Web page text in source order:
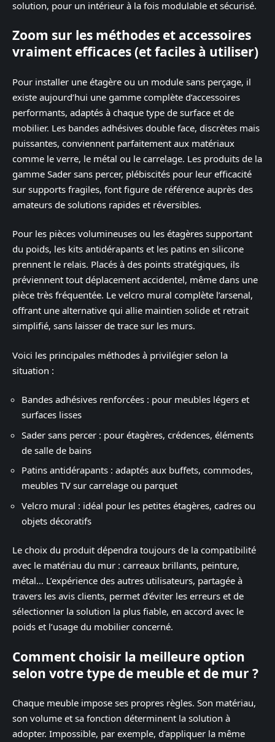
solution, pour un intérieur à la fois modulable et sécurisé.
Zoom sur les méthodes et accessoires
vraiment efficaces (et faciles à utiliser)
Pour installer une étagère ou un module sans perçage, il
existe aujourd’hui une gamme complète d’accessoires
performants, adaptés à chaque type de surface et de
mobilier. Les bandes adhésives double face, discrètes mais
puissantes, conviennent parfaitement aux matériaux
comme le verre, le métal ou le carrelage. Les produits de la
gamme Sader sans percer, plébiscités pour leur efficacité
sur supports fragiles, font figure de référence auprès des
amateurs de solutions rapides et réversibles.
Pour les pièces volumineuses ou les étagères supportant
du poids, les kits antidérapants et les patins en silicone
prennent le relais. Placés à des points stratégiques, ils
préviennent tout déplacement accidentel, même dans une
pièce très fréquentée. Le velcro mural complète l’arsenal,
offrant une alternative qui allie maintien solide et retrait
simplifié, sans laisser de trace sur les murs.
Voici les principales méthodes à privilégier selon la
situation :
Bandes adhésives renforcées : pour meubles légers et
surfaces lisses
Sader sans percer : pour étagères, crédences, éléments
de salle de bains
Patins antidérapants : adaptés aux buffets, commodes,
meubles TV sur carrelage ou parquet
Velcro mural : idéal pour les petites étagères, cadres ou
objets décoratifs
Le choix du produit dépendra toujours de la compatibilité
avec le matériau du mur : carreaux brillants, peinture,
métal… L’expérience des autres utilisateurs, partagée à
travers les avis clients, permet d’éviter les erreurs et de
sélectionner la solution la plus fiable, en accord avec le
poids et l’usage du mobilier concerné.
Comment choisir la meilleure option
selon votre type de meuble et de mur ?
Chaque meuble impose ses propres règles. Son matériau,
son volume et sa fonction déterminent la solution à
adopter. Impossible, par exemple, d’appliquer la même